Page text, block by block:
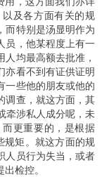
及各方面有关的规
而特别是汤显明作为
员，他某程度上有一
均最高额去批准，
亦看不到有证供证明
一些他的朋友或他的
调查，就这方面，其
牵涉私人成分呢，未
更重要的，是根据
规矩。就这方面的规
人员行为失当，或者
检控。